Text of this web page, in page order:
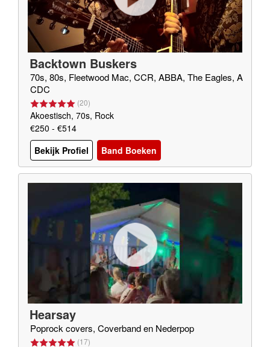
Backtown Buskers
70s, 80s, Fleetwood Mac, CCR, ABBA, The Eagles, A
CDC
(20)
Akoestisch, 70s, Rock
€250 - €514
Bekijk Profiel
Band Boeken
Hearsay
Poprock covers, Coverband en Nederpop
(17)